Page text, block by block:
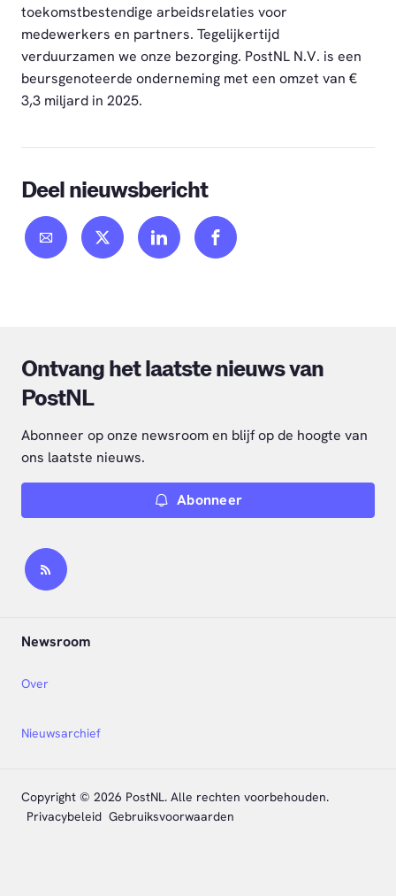
toekomstbestendige arbeidsrelaties voor
medewerkers en partners. Tegelijkertijd
verduurzamen we onze bezorging. PostNL N.V. is een
beursgenoteerde onderneming met een omzet van €
3,3 miljard in 2025.
Deel nieuwsbericht
Ontvang het laatste nieuws van
PostNL
Abonneer op onze newsroom en blijf op de hoogte van
ons laatste nieuws.
Abonneer
Newsroom
Nieuwsarchief
Over
Copyright © 2026 PostNL. Alle rechten voorbehouden.
Privacybeleid Gebruiksvoorwaarden